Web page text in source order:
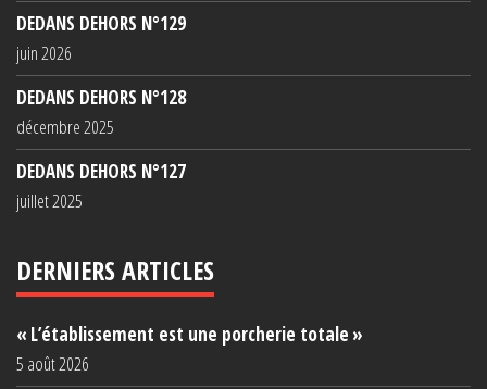
DEDANS DEHORS N°129
juin 2026
DEDANS DEHORS N°128
décembre 2025
DEDANS DEHORS N°127
juillet 2025
DERNIERS ARTICLES
« L’établissement est une porcherie totale »
5 août 2026